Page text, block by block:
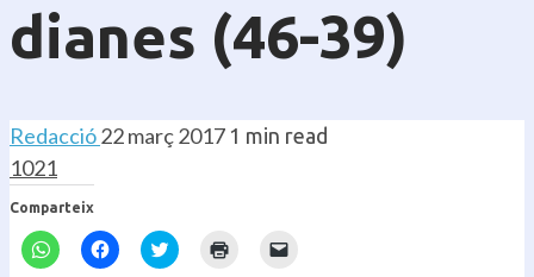
dianes (46-39)
Redacció22 març 2017 1 min read
1021
Comparteix
Feu
clic
Feu
clic
Feu
clic